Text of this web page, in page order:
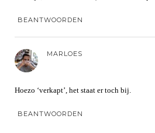
BEANTWOORDEN
MARLOES
Hoezo ‘verkapt’, het staat er toch bij.
BEANTWOORDEN